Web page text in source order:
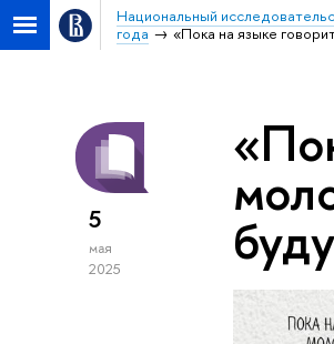
Национальный
года
«Пока на языке
5
мая
2025